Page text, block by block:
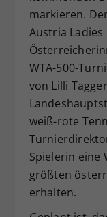
markieren.
Austria
WTA-500-
von Lilli
weiß-rote
Spielerin eine
größten
erhalten.
Zweck